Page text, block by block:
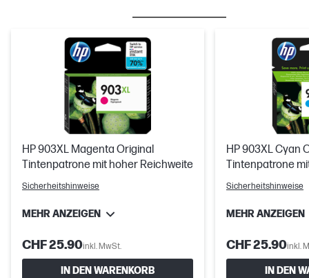
HP 903XL Magenta Original
Tintenpatrone mit hoher Reichweite
Sicherheitshinweise
MEHR ANZEIGEN
CHF 25.90inkl. MwSt.
IN DEN WARENKORB
HP 903XL Cyan
Tintenpatrone
Sicherheitshinweise
MEHR ANZEIGEN
CHF 25.90inkl.
IN DEN